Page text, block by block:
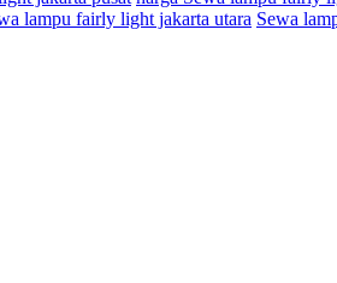
lampu fairly light jakarta utara Sewa